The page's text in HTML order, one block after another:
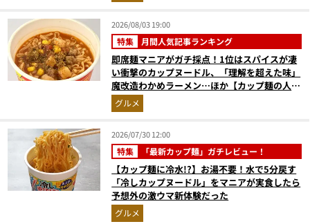
2026/08/03 19:00
特集 月間人気記事ランキング
即席麺マニアがガチ採点！1位はスパイスが凄
い衝撃のカップヌードル、「理解を超えた味」
魔改造わかめラーメン…ほか【カップ麺の人気
記事ランキングベスト3】（2026年6月版）
グルメ
2026/07/30 12:00
特集 「最新カップ麺」ガチレビュー！
【カップ麺に冷水!?】お湯不要！水で5分戻す
「冷しカップヌードル」をマニアが実食したら
予想外の激ウマ新体験だった
グルメ